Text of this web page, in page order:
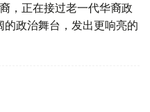
，正在接过老一代华裔政
政治舞台，发出更响亮的